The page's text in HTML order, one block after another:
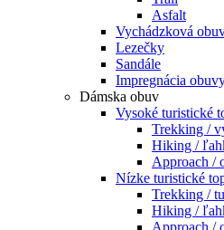
Asfalt
Vychádzková
Lezečky
Sandále
Impregnácia
Dámska obuv
Vysoké turistické
Trekking /
Hiking /
Approach /
Nízke turistické
Trekking /
Hiking /
Approach /